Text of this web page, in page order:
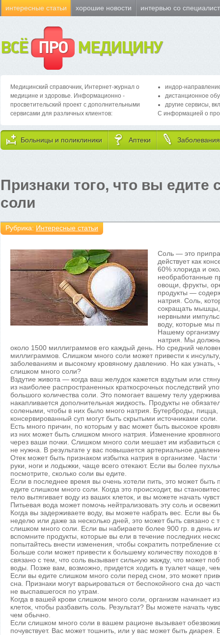
интересные статьи хорошие новости интервью со
ВСЁ ПРО МЕДИЦИНУ
Медицинский справочник, Интернет-журнал о
медицине и здоровье. Информационно -
просветительский проект с дополнительными
сервисами для различных клиентов:
индор-
дистанционное
другие сервисы,
С информацией о
Больницы и поликлиники Аптеки Заболевания
Признаки того, что вы едите
соли
Рубрика: Интересные статьи
Соль — это
действует как
60% хлорида и
необработанные
овощи, фрукты,
продукты —
натрия. Соль,
сокращать мышцы,
нервными
воду, которые мы
Нашему
натрия. Мы
около 1500 миллиграммов его каждый день. Но средний
миллиграммов. Слишком много соли может привести к
заболеваниям и высокому кровяному давлению. Но как узнать,
слишком много соли?
Вздутие живота — когда ваш желудок кажется вздутым или
из наиболее распространенных краткосрочных последствий
большого количества соли. Это помогает вашему телу
накапливается дополнительная жидкость. Продукты не
солеными, чтобы в них было много натрия. Бутерброды, пицца,
консервированный суп могут быть скрытыми источниками соли.
Есть много причин, по которым у вас может быть высокое
из них может быть слишком много натрия. Изменение
через ваши почки. Слишком много соли мешает им избавиться
не нужна. В результате у вас повышается артериальное
Отек может быть признаком избытка натрия в организме. Части
руки, ноги и лодыжки, чаще всего отекают. Если вы более
посмотрите, сколько соли вы едите.
Если в последнее время вы очень хотели пить, это может быть
едите слишком много соли. Когда это происходит, вы
тело вытягивает воду из ваших клеток, и вы можете начать
Питьевая вода может помочь нейтрализовать эту соль и
Когда вы задерживаете воду, вы можете набрать вес. Если вы
неделю или даже за несколько дней, это может быть связано с
слишком много соли. Если вы набираете более 900 гр. в день
вспомните продукты, которые вы ели в течение последних
попытайтесь внести изменения, чтобы сократить потребление
Больше соли может привести к большему количеству походов в
связано с тем, что соль вызывает сильную жажду, что может
воды. Позже вам, возможно, придется ходить в туалет чаще,
Если вы едите слишком много соли перед сном, это может
сна. Признаки могут варьироваться от беспокойного сна до
не выспавшегося по утрам.
Когда в вашей крови слишком много соли, организм начинает
клеток, чтобы разбавить соль. Результат? Вы можете начать
чем обычно.
Если слишком много соли в вашем рационе вызывает
почувствует. Вас может тошнить, или у вас может быть диарея.